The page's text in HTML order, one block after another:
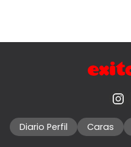
Diario Perfil Caras